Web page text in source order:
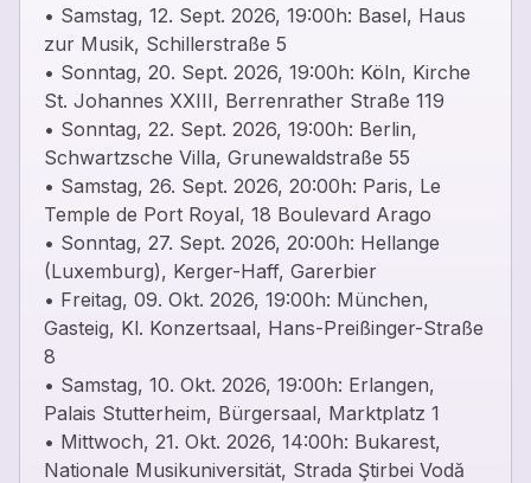
• Samstag, 12. Sept. 2026, 19:00h: Basel, Haus
zur Musik, Schillerstraße 5
• Sonntag, 20. Sept. 2026, 19:00h: Köln, Kirche
St. Johannes XXIII, Berrenrather Straße 119
• Sonntag, 22. Sept. 2026, 19:00h: Berlin,
Schwartzsche Villa, Grunewaldstraße 55
• Samstag, 26. Sept. 2026, 20:00h: Paris, Le
Temple de Port Royal, 18 Boulevard Arago
• Sonntag, 27. Sept. 2026, 20:00h: Hellange
(Luxemburg), Kerger-Haff, Garerbier
• Freitag, 09. Okt. 2026, 19:00h: München,
Gasteig, Kl. Konzertsaal, Hans-Preißinger-Straße
8
• Samstag, 10. Okt. 2026, 19:00h: Erlangen,
Palais Stutterheim, Bürgersaal, Marktplatz 1
• Mittwoch, 21. Okt. 2026, 14:00h: Bukarest,
Nationale Musikuniversität, Strada Ştirbei Vodă